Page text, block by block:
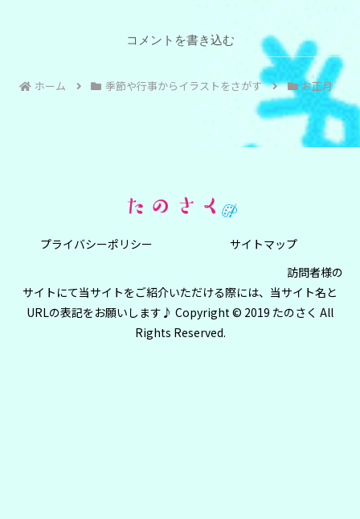
コメントを書き込む
ホーム 季節や行事からイラストをさがす お正月
プライバシーポリシー
サイトマップ
訪問者様の
サイトにて当サイトをご紹介いただける際には、当サイト名と
URLの表記をお願いします♪ Copyright © 2019 たのさく All
Rights Reserved.